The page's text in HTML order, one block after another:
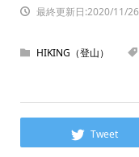
最終更新日:2020/11/26
HIKING（登山）
Tweet